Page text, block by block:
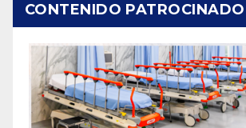
CONTENIDO PATROCINADO